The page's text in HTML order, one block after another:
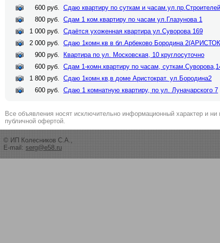
600 руб. Сдаю квартиру по суткам и
800 руб. Сдам 1 ком.квартиру по часам ул.Глазунова 1
1 000 руб. Сдаётся ухоженная квартира ул.Суворова 169
2 000 руб. Сдаю 1комн.кв в бл.Арбеково Бородина
900 руб.
Квартира по ул. Московская, 10 круглосуточно
600 руб. Сдам 1-комн.квартиру по часам,
1 800 руб. Сдаю 1комн.кв,в доме Аристократ. ул.Бородина2
600 руб. Сдаю 1 комнатную квартиру, по ул. Луначарского 7
Все объявления носят исключительно информационный характер и ни
публичной офертой.
© ИП Колесников С.А.,
E-mail: serg@e58.ru